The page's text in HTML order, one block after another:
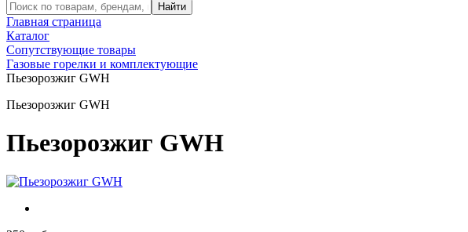
Главная страница
Каталог
Сопутствующие товары
Газовые горелки и комплектующие
Пьезорозжиг GWH
Пьезорозжиг GWH
Пьезорозжиг GWH